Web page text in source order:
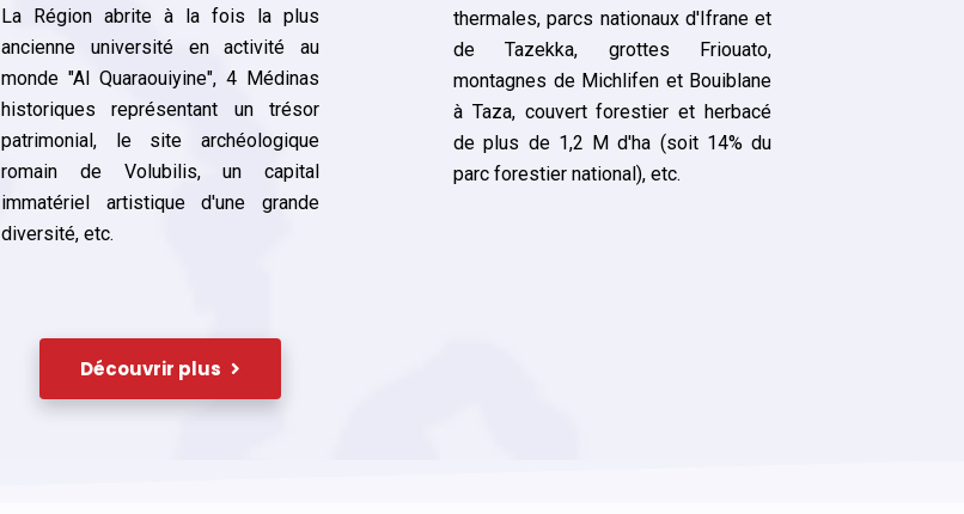
La Région abrite à la fois la plus
ancienne université en activité au
monde "Al Quaraouiyine", 4 Médinas
historiques représentant un trésor
patrimonial, le site archéologique
romain de Volubilis, un capital
immatériel artistique d'une grande
diversité, etc.
thermales, parcs nationaux d'Ifrane et
de Tazekka, grottes Friouato,
montagnes de Michlifen et Bouiblane
à Taza, couvert forestier et herbacé
de plus de 1,2 M d'ha (soit 14% du
parc forestier national), etc.
Découvrir plus